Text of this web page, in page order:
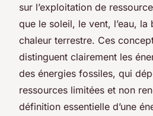
sur l’exploitation de
que le soleil, le vent, l’eau, la
chaleur terrestre. Ces
distinguent clairement les
des énergies fossiles, qui
ressources limitées et non
définition essentielle d’une